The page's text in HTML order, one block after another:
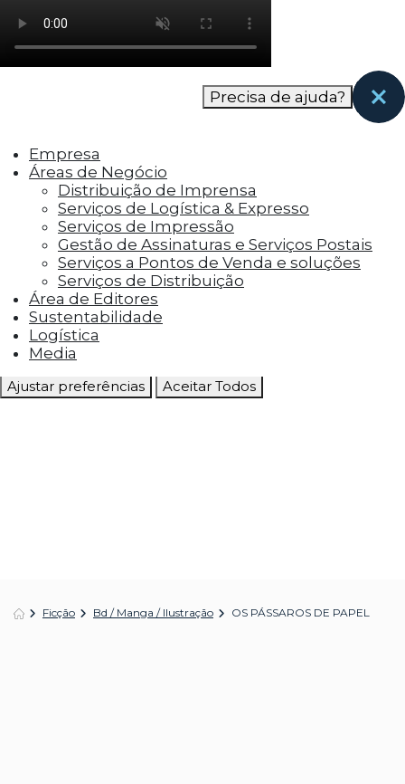
como os visitantes interagem com o site. Esses
cookies ajudam a fornecer informações sobre
as métricas do número de visitantes, taxa de
rejeição, origem do tráfego, etc.
funcionalidades, como compartilhar o
conteúdo do site em plataformas de social
media, coletar feedbacks e outros recursos de
terceiros.
Cookies Marketing
Os cookies de marketing são usados para
entregar aos visitantes anúncios
personalizados com base nas páginas que eles
visitaram antes e analisar a eficácia da
campanha publicitária.
Ajustar preferências Aceitar Todos
Precisa de ajuda?
Empresa
Áreas de Negócio
Distribuição de Imprensa
Serviços de Logística & Expresso
Serviços de Impressão
Gestão de Assinaturas e Serviços Postais
Serviços a Pontos de Venda e soluções
Serviços de Distribuição
Área de Editores
Sustentabilidade
Logística
Media
Ficção Bd / Manga / Ilustração OS PÁSSAROS DE PAPEL